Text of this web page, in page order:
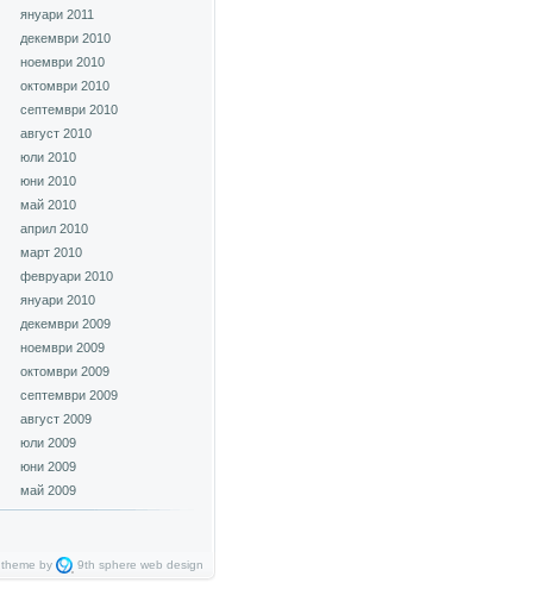
януари 2011
декември 2010
ноември 2010
октомври 2010
септември 2010
август 2010
юли 2010
юни 2010
май 2010
април 2010
март 2010
февруари 2010
януари 2010
декември 2009
ноември 2009
октомври 2009
септември 2009
август 2009
юли 2009
юни 2009
май 2009
by 9th sphere web design